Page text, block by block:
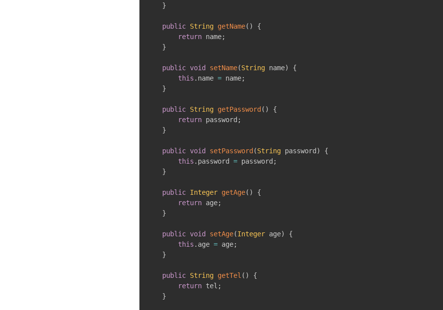
}
public String getName( )
{
return name;
}
public void setName(String name)
{
this . name = name;
}
public String getPassword ( )
{
return password ;
}
public void setPassword (String password )
{
this . password = password ;
}
public Integer getAge( )
{
return age;
}
public void setAge(Integer age)
{
this . age = age;
}
public String getTel ( )
{
return tel ;
}